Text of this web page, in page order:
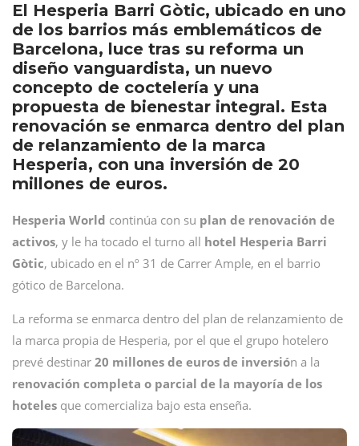
El Hesperia Barri Gòtic, ubicado en uno
de los barrios más emblemáticos de
Barcelona, luce tras su reforma un
diseño vanguardista, un nuevo
concepto de coctelería y una
propuesta de bienestar integral. Esta
renovación se enmarca dentro del plan
de relanzamiento de la marca
Hesperia, con una inversión de 20
millones de euros.
Hesperia World continúa con su plan de renovación de
activos, y le ha tocado el turno all hotel Hesperia Barri
Gòtic, ubicado en el nº 31 de Carrer Ample, en el barrio
gótico de Barcelona.
La reforma se enmarca dentro del plan de relanzamiento de
la marca propia de Hesperia, por el que el grupo hotelero
prevé destinar 20 millones de euros de inversión a la
renovación completa o parcial de la mayoría de los
hoteles que comercializa bajo esta enseña.